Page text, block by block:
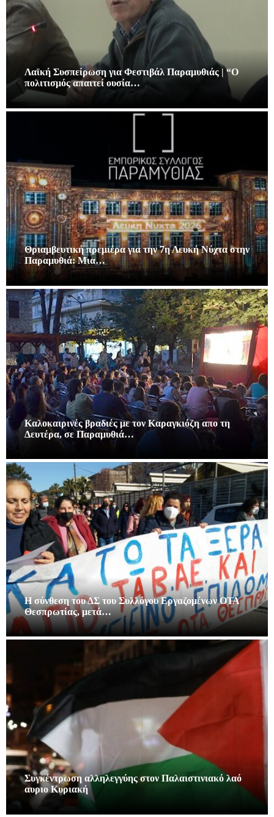
Λαϊκή Συσπείρωση για Φεστιβάλ Παραμυθιάς | “Ο
πολιτισμός απαιτεί ουσία…
Θριαμβευτική πρεμιέρα για την 7η Λευκή Νύχτα στην
Παραμυθιά: Μια…
Καλοκαιρινές βραδιές με τον Καραγκιόζη απο τη
Δευτέρα, σε Παραμυθιά…
Η σύνθεση του ΔΣ του Συλλόγου Εργαζομένων ΟΤΑ
Θεσπρωτίας, μετά…
Συγκέντρωση αλληλεγγύης στον Παλαιστινιακό λαό
αυριο Κυριακή